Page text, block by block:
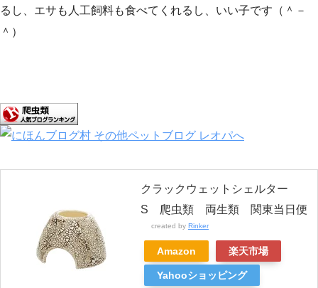
るし、エサも人工飼料も食べてくれるし、いい子です（＾－
＾）
クラックウェットシェルター
S 爬虫類 両生類 関東当日便
created by Rinker
Amazon 楽天市場
Yahooショッピング